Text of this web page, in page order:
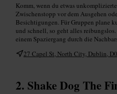
Komm, wenn du etwas
Zwischenstopp vor dem Ausgehen
Besichtigungen. Für Gruppen plane
und schnell, so geht alles
einem Spaziergang durch die
27 Capel St, North City, Dublin,
Shake Dog The